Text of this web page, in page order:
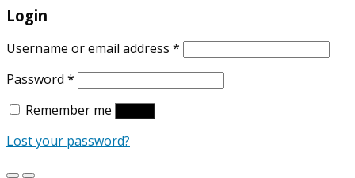
Login
Username or email address *
Password *
Remember me
Lost your password?